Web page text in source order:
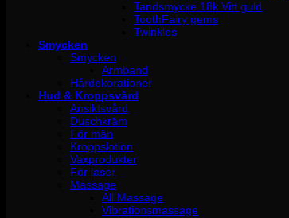
Tandsmycke 18k Vitt guld
ToothFairy gems
Twinkles
Smycken
Smycken
Armband
Hårdekorationer
Hud & Kroppsvård
Ansiktsvård
Duschkräm
För män
Kroppslotion
Vaxprodukter
För laser
Massage
All Massage
Vibrationsmassage